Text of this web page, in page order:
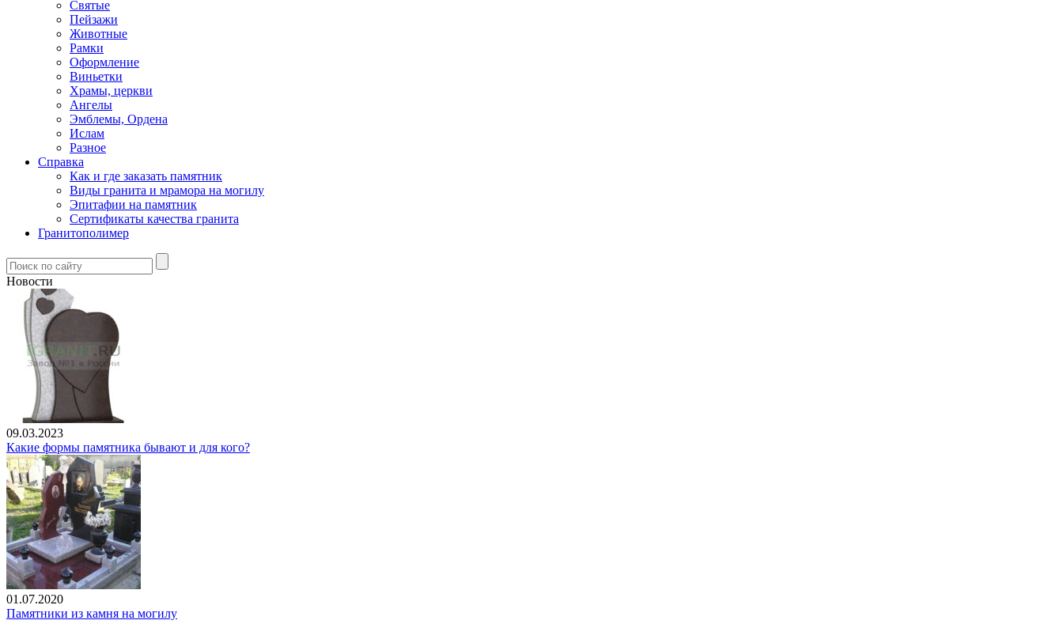
Святые
Пейзажи
Животные
Рамки
Оформление
Виньетки
Храмы, церкви
Ангелы
Эмблемы, Ордена
Ислам
Разное
Справка
Как и где заказать памятник
Виды гранита и мрамора на могилу
Эпитафии на памятник
Сертификаты качества гранита
Гранитополимер
Новости
09.03.2023
Какие формы памятника бывают и для кого?
01.07.2020
Памятники из камня на могилу